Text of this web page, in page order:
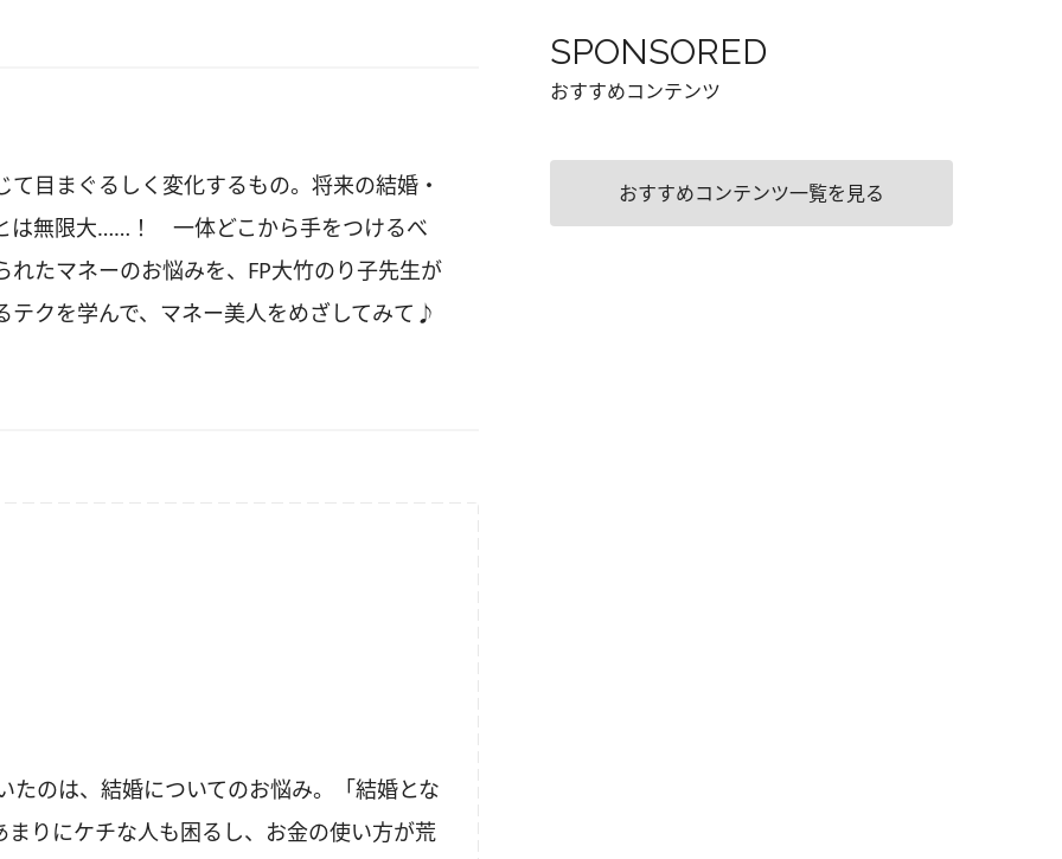
目まぐるしく変化するもの。将来の結婚・
は無限大……！ 一体どこから手をつけるべ
たマネーのお悩みを、FP大竹のり子先生が
クを学んで、マネー美人をめざしてみて♪
たのは、結婚についてのお悩み。「結婚とな
りにケチな人も困るし、お金の使い方が荒
SPONSORED
おすすめコンテンツ
おすすめコンテンツ一覧を見る